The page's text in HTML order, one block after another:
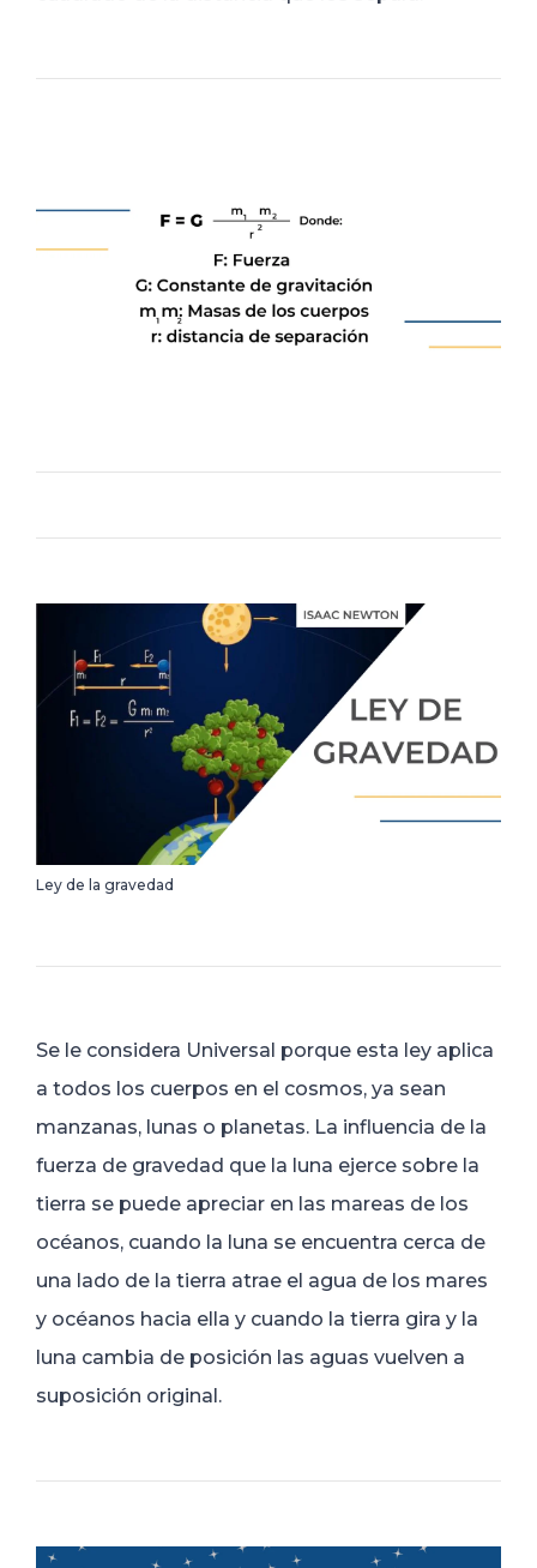
Ley de la gravedad
Se le considera Universal porque esta ley aplica
a todos los cuerpos en el cosmos, ya sean
manzanas, lunas o planetas. La influencia de la
fuerza de gravedad que la luna ejerce sobre la
tierra se puede apreciar en las mareas de los
océanos, cuando la luna se encuentra cerca de
una lado de la tierra atrae el agua de los mares
y océanos hacia ella y cuando la tierra gira y la
luna cambia de posición las aguas vuelven a
suposición original.